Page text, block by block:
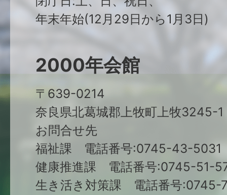
年末年始(12月29日から1月3日)
2000年会館
〒639-0214
奈良県北葛城郡上牧町上牧3245-1
お問合せ先
福祉課 電話番号:0745-43-5031
健康推進課 電話番号:0745-51-
生き活き対策課 電話番号:0745-